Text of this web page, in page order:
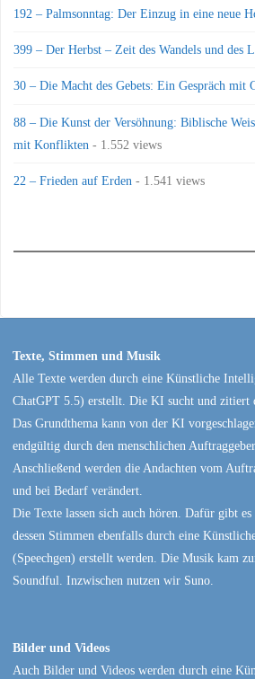
192 – Palmsonntag: Der Einzug in eine neue
399 – Der Herbst – Zeit des Wandels und des
30 – Die Macht des Gebets: Ein Gespräch mit
88 – Die Kunst der Versöhnung: Biblische
mit Konflikten - 1.552 views
22 – Frieden auf Erden - 1.541 views
Texte, Stimmen und Musik
Alle Texte werden durch eine Künstliche
ChatGPT 5.5) erstellt. Die KI sucht und zitiert
Das Grundthema kann von der KI
endgültig durch den menschlichen
Anschließend werden die Andachten vom
und bei Bedarf verändert.
Die Texte lassen sich auch hören. Dafür gibt es
dessen Stimmen ebenfalls durch eine
(Speechgen) erstellt werden. Die Musik kam
Soundful. Inzwischen nutzen wir Suno.
Bilder und Videos
Auch Bilder und Videos werden durch eine